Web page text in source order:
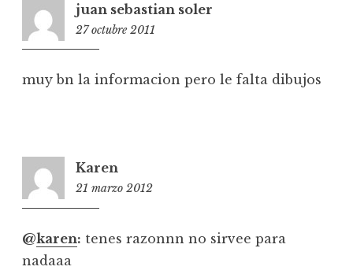
juan sebastian soler
27 octubre 2011
muy bn la informacion pero le falta dibujos
Karen
21 marzo 2012
@karen: tenes razonnn no sirvee para
nadaaa